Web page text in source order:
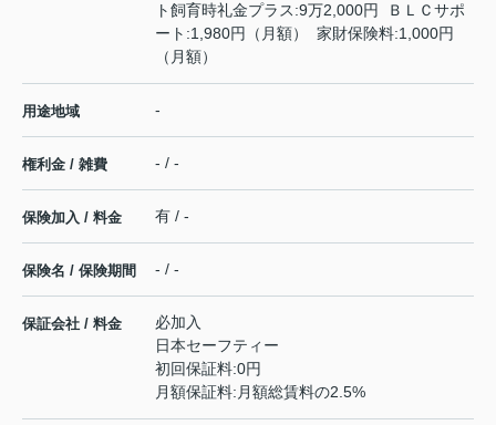
ト飼育時礼金プラス:9万2,000円 ＢＬＣサポ
ート:1,980円（月額） 家財保険料:1,000円
（月額）
用途地域 -
権利金 / 雑費 - / -
保険加入 / 料金 有 / -
保険名 / 保険期間 - / -
保証会社 / 料金
必加入
日本セーフティー
初回保証料:0円
月額保証料:月額総賃料の2.5%